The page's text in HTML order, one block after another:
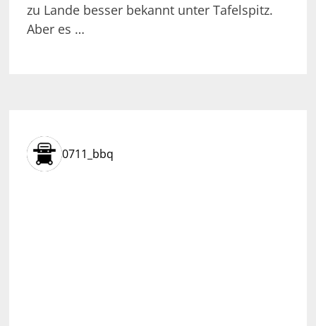
zu Lande besser bekannt unter Tafelspitz.
Aber es …
0711_bbq